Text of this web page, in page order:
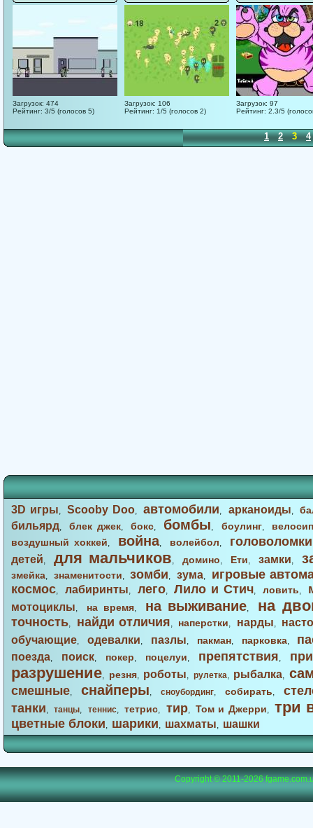
Загрузок: 474
Рейтинг: 3/5 (голосов 5)
Загрузок: 106
Рейтинг: 1/5 (голосов 2)
Загрузок: 97
Рейтинг: 2.3/5
1 2 3 4
3D игры,Scooby Doo,автомобили, арканоиды,
бильярд,блек джек,бокс, бомбы, боулинг,
воздушный хоккей, война, волейбол, головоломки
детей, для мальчиков, домино, Ети, замки,
змейка, знаменитости,зомби, зума,
игровые
космос, лабиринты, лего,Лило и Стич,ловить,
мотоциклы, на время, на выживание, на
точность, найди отличия, наперстки, нарды,
обучающие, одевалки, пазлы, пакман, парковка,
поезда, поиск, покер, поцелуи, препятствия,
разрушение, резня, роботы, рулетка, рыбалка,
смешные, снайперы, сноубординг, собирать,
танки,танцы, теннис,тетрис, тир,Том и Джерри, три
цветные блоки, шарики, шахматы, шашки
Copyright © 2011-2026